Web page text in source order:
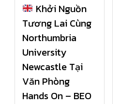
Khởi Nguồn
Tương Lai Cùng
Northumbria
University
Newcastle Tại
Văn Phòng
Hands On – BEO